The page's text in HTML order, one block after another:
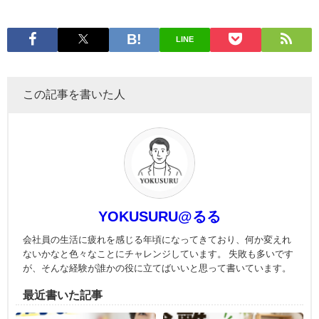
LINE
この記事を書いた人
YOKUSURU@るる
会社員の生活に疲れを感じる年頃になってきており、何か変えれ
ないかなと色々なことにチャレンジしています。 失敗も多いです
が、そんな経験が誰かの役に立てばいいと思って書いています。
最近書いた記事